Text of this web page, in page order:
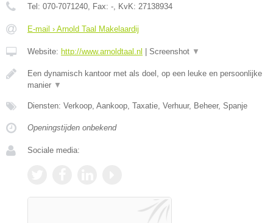
Tel: 070-7071240, Fax: -, KvK: 27138934
E-mail › Arnold Taal Makelaardij
Website: http://www.arnoldtaal.nl Screenshot ▼
Een dynamisch kantoor met als doel, op een leuke en persoonlijke
manier ▼
Diensten: Verkoop, Aankoop, Taxatie, Verhuur, Beheer, Spanje
Openingstijden onbekend
Sociale media: